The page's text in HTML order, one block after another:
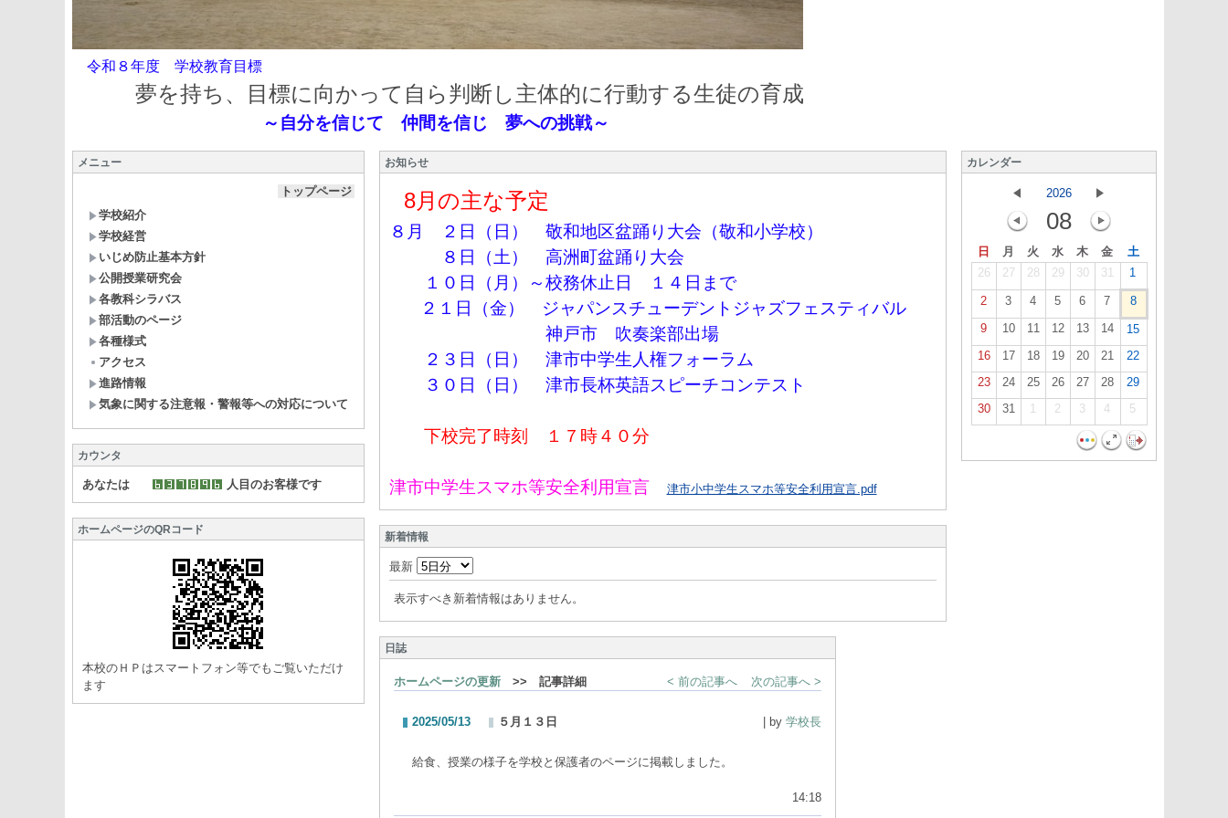
令和８年度 学校教育目標
夢を持ち、目標に向かって自ら判断し 主体的に行動する生徒の育成
～自分を信じて 仲間を信じ 夢への挑戦～
メニュー
トップページ
学校紹介
学校経営
いじめ防止基本方針
公開授業研究会
各教科シラバス
部活動のページ
各種様式
アクセス
進路情報
気象に関する注意報・警報等への対応について
カウンタ
あなたは 人目のお客様です
ホームページのQRコード
本校のＨＰはスマートフォン等でもご覧いただけ
ます
お知らせ
8月の主な予定
８月 ２日（日） 敬和地区盆踊り大会（敬和小学校）
８日（土） 高洲町盆踊り大会
１０ 日（月）～校務休止日 １４日まで
２１ 日（金） ジャパンスチューデントジャズフェスティバル
神戸市 吹奏楽部出場
２３日（日） 津市中学生人権フォーラム
３０日（日） 津市長杯英語スピーチコンテスト
下校完了時刻 １７時４０分
津市中学生スマホ等安全利用宣言 津市小中学生スマホ等安全利用宣言.pdf
新着情報
最新
表示すべき新着情報はありません。
日誌
ホームページの更新>> 記事詳細 < 前の記事へ 次の記事へ >
2025/05/13 ５月１３日 | by 学校長
給食、授業の様子を学校と保護者のページに掲載しました。
14:18
カレンダー
2026
08
日 月 火 水 木 金
土
26
27 28 29 30 31 1
2 3 4 5 6 7
8
9
10 11 12 13 14
15
16
17 18 19 20 21
22
23
24 25 26 27 28
29
30
31 1 2 3 4 5